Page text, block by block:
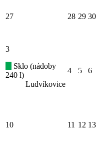
27 28 29 30
3
Sklo (nádoby
240 l)
Ludvíkovice
4 5 6
10 11 12 13